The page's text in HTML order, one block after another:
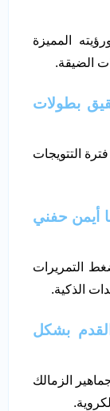
المميزة
الضيقة.
بطولات
التتويجات
أيمن حفني
التمريرات
الذكية.
بشكل
الزمالك